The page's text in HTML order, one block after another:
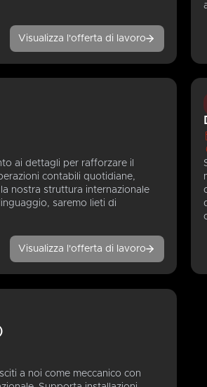
Visualizza l'offerta di lavoro
ai dettagli per rafforzare il
contabili quotidiane,
nostra struttura internazionale
saremo lieti di
Visualizza l'offerta di lavoro
a noi come meccanico con